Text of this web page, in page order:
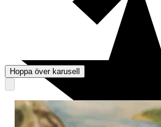
Hoppa över karusell